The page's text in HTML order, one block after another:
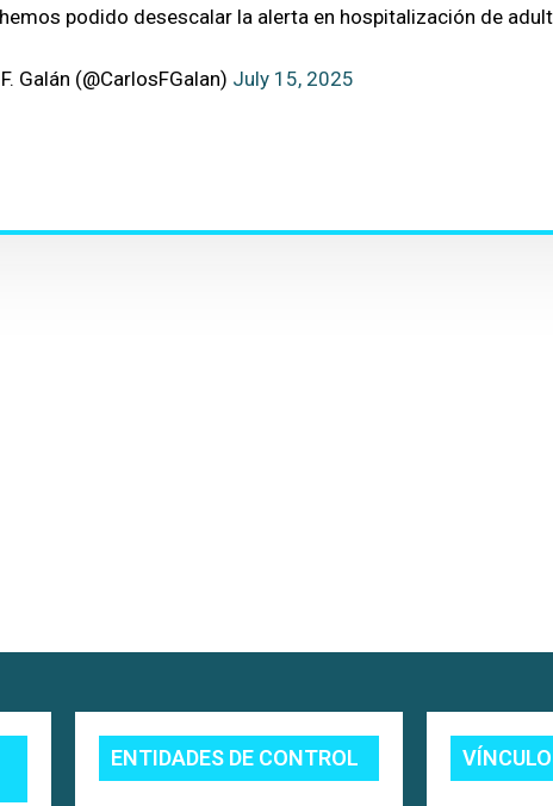
podido desescalar la alerta en hospitalización de
Galán (@CarlosFGalan) July 15, 2025
ENTIDADES DE CONTROL